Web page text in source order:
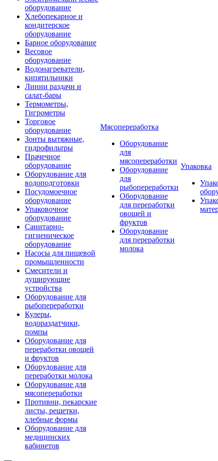
оборудование
Хлебопекарное и
кондитерское
оборудование
Барное оборудование
Весовое
оборудование
Водонагреватели,
кипятильники
Линии раздачи и
салат-бары
Термометры,
Гигрометры
Торговое
оборудование
Зонты вытяжные,
гидрофильтры
Прачечное
оборудование
Оборудование для
водоподготовки
Посудомоечное
оборудование
Упаковочное
оборудование
Санитарно-
гигиеническое
оборудование
Насосы для пищевой
промышленности
Смесители и
душирующие
устройства
Оборудование для
рыбопереработки
Кулеры,
водораздатчики,
помпы
Оборудование для
переработки овощей
и фруктов
Оборудование для
переработки молока
Оборудование для
мясопереработки
Противни, пекарские
листы, решетки,
хлебные формы
Оборудование для
медицинских
кабинетов
Мясопереработка
Оборудование
для
мясопереработки
Оборудование
для
рыбопереработки
Оборудование
для переработки
овощей и
фруктов
Оборудование
для переработки
молока
Упаковка